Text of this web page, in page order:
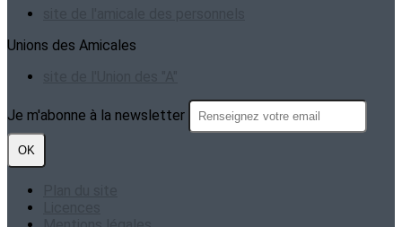
Unions des Amicales
Je m'abonne à la newsletter
OK